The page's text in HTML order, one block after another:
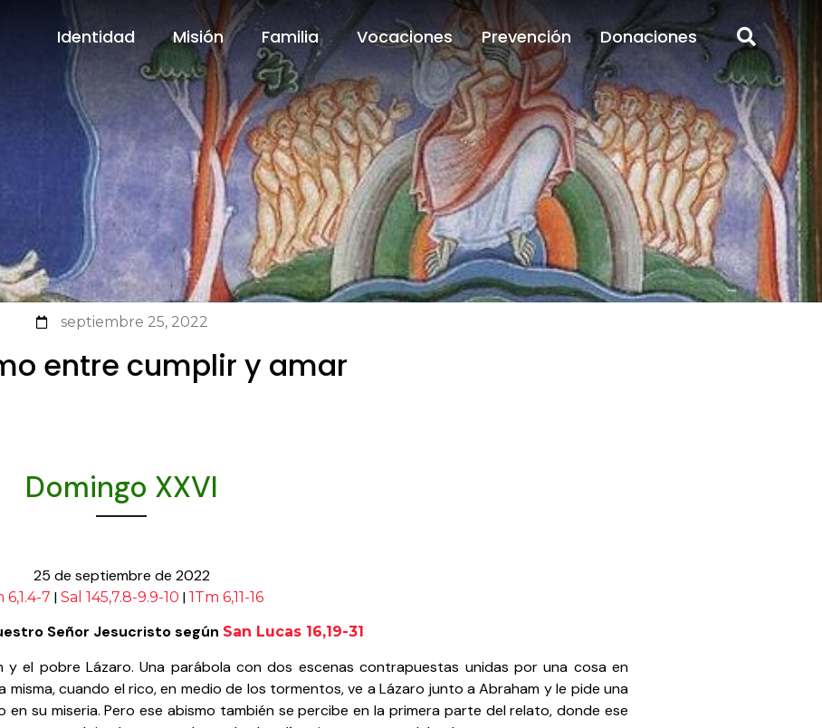
Identidad Misión Familia Vocaciones Prevención Donaciones
Identidad Misión Familia Vocaciones Prevención Donaciones
septiembre 25, 2022
entre cumplir y amar
Domingo XXVI
25 de septiembre de 2022
6,1.4-7 | Sal 145,7.8-9.9-10 | 1Tm 6,11-16
Señor Jesucristo según San Lucas 16,19-31
el pobre Lázaro. Una parábola con dos escenas contrapuestas unidas por una cosa en
misma, cuando el rico, en medio de los tormentos, ve a Lázaro junto a Abraham y le pide una
su miseria. Pero ese abismo también se percibe en la primera parte del relato, donde ese